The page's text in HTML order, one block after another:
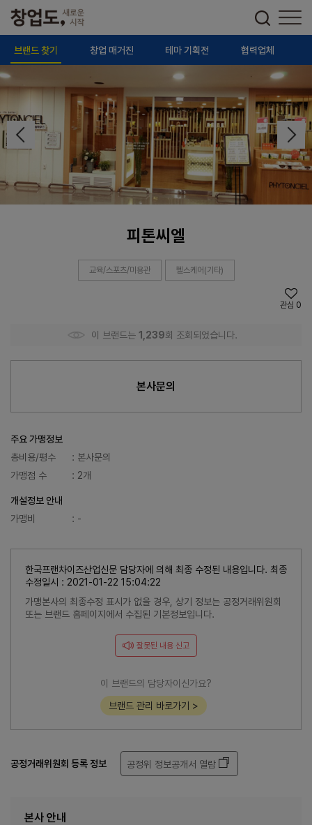
브랜드 찾기 창업 매거진 테마 기획전 협력업체
피톤씨엘
교육/스포츠/미용관 헬스케어(기타)
관심 0
이 브랜드는 1,239회 조회되었습니다.
본사문의
주요 가맹정보
총비용/평수
: 본사문의
가맹점 수
: 2개
개설정보 안내
가맹비
: -
한국프랜차이즈산업신문 담당자에 의해 최종 수정된 내용입니다. 최종
수정일시 : 2021-01-22 15:04:22
가맹본사의 최종수정 표시가 없을 경우, 상기 정보는 공정거래위원회
또는 브랜드 홈페이지에서 수집된 기본정보입니다.
잘못된 내용 신고
이 브랜드의 담당자이신가요?
브랜드 관리 바로가기 >
공정거래위원회 등록 정보 공정위 정보공개서 열람
본사 안내